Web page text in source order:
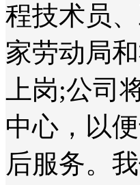
程技术员
家劳动局
上岗;公司
中心，以
后服务。